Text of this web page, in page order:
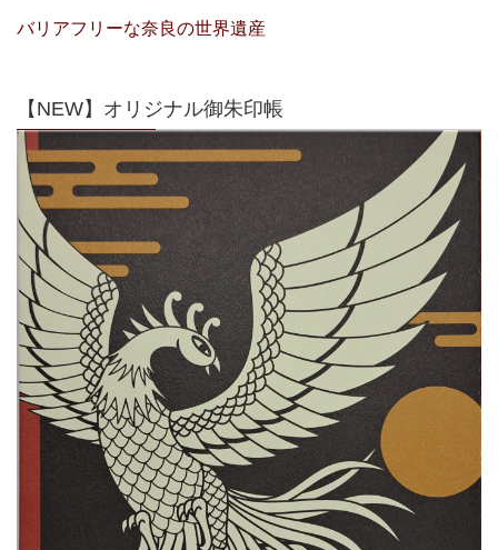
バリアフリーな奈良の世界遺産
【NEW】オリジナル御朱印帳